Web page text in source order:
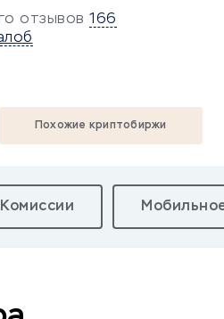
отзывов 166
Похожие криптобиржи
Комиссии